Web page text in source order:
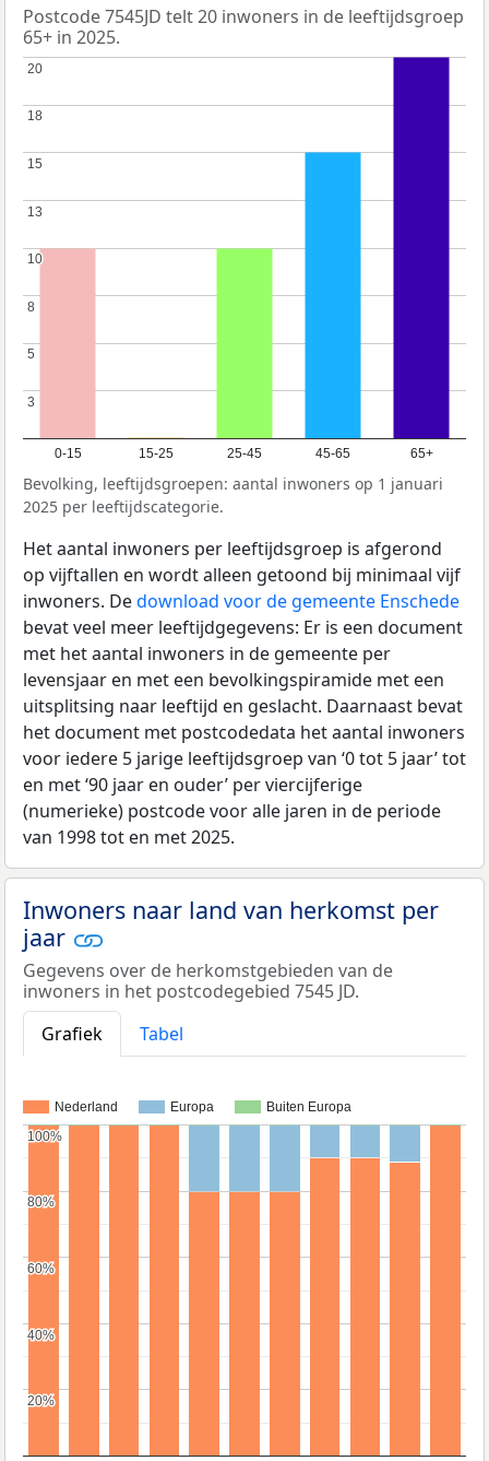
Postcode 7545JD telt 20 inwoners in de leeftijdsgroep
65+ in 2025.
0-15 15-25 25-45 45-65 65+
3
3
5
5
8
8
10
10
13
13
15
15
18
18
20
20
Bevolking, leeftijdsgroepen: aantal inwoners op 1 januari
2025 per leeftijdscategorie.
Het aantal inwoners per leeftijdsgroep is afgerond
op vijftallen en wordt alleen getoond bij minimaal vijf
inwoners. Dedownload voor de gemeente Enschede
bevat veel meer leeftijdgegevens: Er is een document
met het aantal inwoners in de gemeente per
levensjaar en met een bevolkingspiramide met een
uitsplitsing naar leeftijd en geslacht. Daarnaast bevat
het document met postcodedata het aantal inwoners
voor iedere 5 jarige leeftijdsgroep van ‘0 tot 5 jaar’ tot
en met ‘90 jaar en ouder’ per viercijferige
(numerieke) postcode voor alle jaren in de periode
van 1998 tot en met 2025.
Inwoners naar land van herkomst per
jaar
Gegevens over de herkomstgebieden van de
inwoners in het postcodegebied 7545 JD.
Grafiek
Tabel
Nederland Europa Buiten Europa
20%
20%
40%
40%
60%
60%
80%
80%
100%
100%